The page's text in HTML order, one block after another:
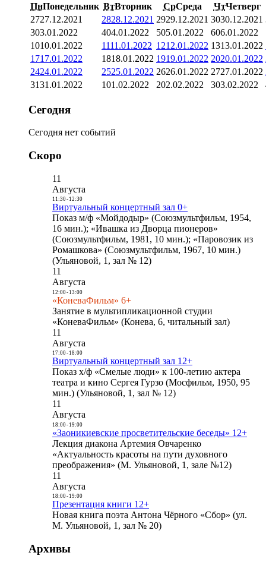
ПнПонедельник ВтВторник СрСреда ЧтЧетверг
2727.12.2021 2828.12.2021 2929.12.2021 3030.12.2021
303.01.2022 404.01.2022 505.01.2022 606.01.2022
1010.01.2022 1111.01.2022 1212.01.2022 1313.01.2022
1717.01.2022 1818.01.2022 1919.01.2022 2020.01.2022
2424.01.2022 2525.01.2022 2626.01.2022 2727.01.2022
3131.01.2022 101.02.2022 202.02.2022 303.02.2022
Сегодня
Сегодня нет событий
Скоро
11
Августа
11:30- 12:30
Виртуальный концертный зал 0+
Показ м/ф «Мойдодыр» (Союзмультфильм, 1954,
16 мин.); «Ивашка из Дворца пионеров»
(Союзмультфильм, 1981, 10 мин.); «Паровозик из
Ромашкова» (Союзмультфильм, 1967, 10 мин.)
(Ульяновой, 1, зал № 12)
11
Августа
12:00- 13:00
«КоневаФильм» 6+
Занятие в мультипликационной студии
«КоневаФильм» (Конева, 6, читальный зал)
11
Августа
17:00- 18:00
Виртуальный концертный зал 12+
Показ х/ф «Смелые люди» к 100-летию актера
театра и кино Сергея Гурзо (Мосфильм, 1950, 95
мин.) (Ульяновой, 1, зал № 12)
11
Августа
18:00- 19:00
«Заоникиевские просветительские беседы» 12+
Лекция диакона Артемия Овчаренко
«Актуальность красоты на пути духовного
преображения» (М. Ульяновой, 1, зале №12)
11
Августа
18:00- 19:00
Презентация книги 12+
Новая книга поэта Антона Чёрного «Сбор» (ул.
М. Ульяновой, 1, зал № 20)
Архивы